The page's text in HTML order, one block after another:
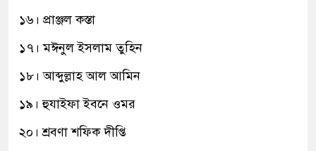
১৬। প্রাঞ্জল কস্তা
১৭। মঈনুল ইসলাম তুহিন
১৮। আব্দুল্লাহ আল আমিন
১৯। হুযাইফা ইবনে ওমর
২০। শ্রবণা শফিক দীপ্তি